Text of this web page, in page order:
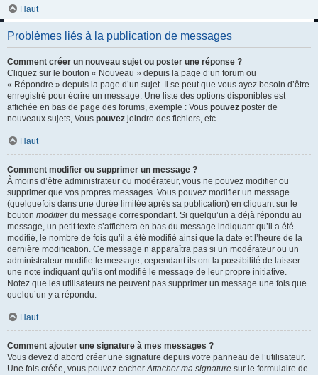
Haut
Problèmes liés à la publication de messages
Comment créer un nouveau sujet ou poster une réponse ?
Cliquez sur le bouton « Nouveau » depuis la page d’un forum ou
« Répondre » depuis la page d’un sujet. Il se peut que vous ayez besoin d’être
enregistré pour écrire un message. Une liste des options disponibles est
affichée en bas de page des forums, exemple : Vous pouvez poster de
nouveaux sujets, Vous pouvez joindre des fichiers, etc.
Haut
Comment modifier ou supprimer un message ?
À moins d’être administrateur ou modérateur, vous ne pouvez modifier ou
supprimer que vos propres messages. Vous pouvez modifier un message
(quelquefois dans une durée limitée après sa publication) en cliquant sur le
bouton modifierdu message correspondant. Si quelqu’un a déjà répondu au
message, un petit texte s’affichera en bas du message indiquant qu’il a été
modifié, le nombre de fois qu’il a été modifié ainsi que la date et l’heure de la
dernière modification. Ce message n’apparaîtra pas si un modérateur ou un
administrateur modifie le message, cependant ils ont la possibilité de laisser
une note indiquant qu’ils ont modifié le message de leur propre initiative.
Notez que les utilisateurs ne peuvent pas supprimer un message une fois que
quelqu’un y a répondu.
Haut
Comment ajouter une signature à mes messages ?
Vous devez d’abord créer une signature depuis votre panneau de l’utilisateur.
Une fois créée, vous pouvez cocher Attacher ma signature sur le formulaire de